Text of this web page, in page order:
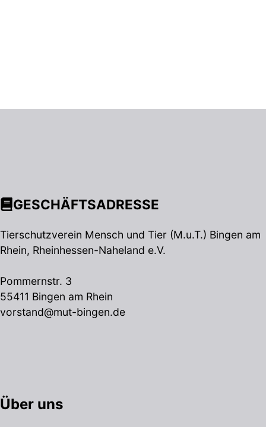
GESCHÄFTSADRESSE
Tierschutzverein Mensch und Tier (M.u.T.) Bingen am
Rhein, Rheinhessen-Naheland e.V.
Pommernstr. 3
55411 Bingen am Rhein
vorstand@mut-bingen.de
Über uns